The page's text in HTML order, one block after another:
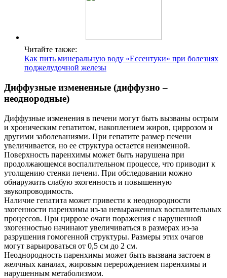
Читайте также:
Как пить минеральную воду «Ессентуки» при болезнях
поджелудочной железы
Диффузные измененные (диффузно –
неоднородные)
Диффузные изменения в печени могут быть вызваны острым
и хроническим гепатитом, накоплением жиров, циррозом и
другими заболеваниями. При гепатите размер печени
увеличивается, но ее структура остается неизменной.
Поверхность паренхимы может быть нарушена при
продолжающемся воспалительном процессе, что приводит к
утолщению стенки печени. При обследовании можно
обнаружить слабую эхогенность и повышенную
звукопроводимость.
Наличие гепатита может привести к неоднородности
эхогенности паренхимы из-за невыраженных воспалительных
процессов. При циррозе очаги поражения с нарушенной
эхогенностью начинают увеличиваться в размерах из-за
разрушения гомогенной структуры. Размеры этих очагов
могут варьироваться от 0,5 см до 2 см.
Неоднородность паренхимы может быть вызвана застоем в
желчных каналах, жировым перерождением паренхимы и
нарушенным метаболизмом.